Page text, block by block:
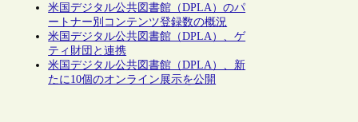
米国デジタル公共図書館（DPLA）のパ
ートナー別コンテンツ登録数の概況
米国デジタル公共図書館（DPLA）、ゲ
ティ財団と連携
米国デジタル公共図書館（DPLA）、新
たに10個のオンライン展示を公開